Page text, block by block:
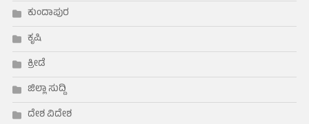
ಕುಂದಾಪುರ
ಕೃಷಿ
ಕ್ರೀಡೆ
ಜಿಲ್ಲಾ ಸುದ್ದಿ
ದೇಶ ವಿದೇಶ